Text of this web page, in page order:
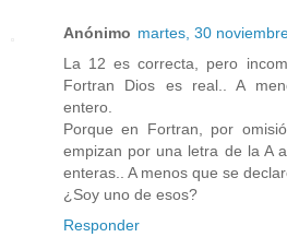
Anónimo martes, 30
La 12 es correcta, pero
Fortran Dios es real.. A
entero.
Porque en Fortran, por
empizan por una letra de la A
enteras.. A menos que se
¿Soy uno de esos?
Responder